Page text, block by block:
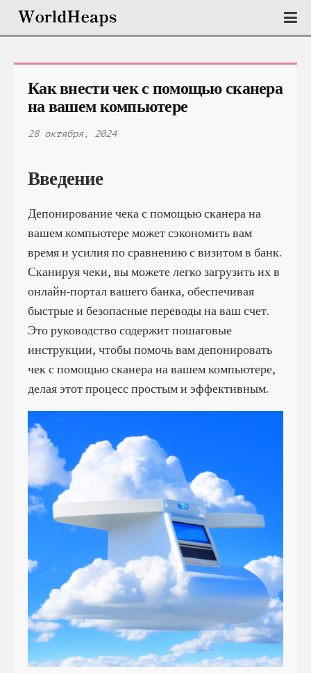
Как внести чек с помощью сканера
на вашем компьютере
28 октября, 2024
Введение
Депонирование чека с помощью сканера на
вашем компьютере может сэкономить вам
время и усилия по сравнению с визитом в банк.
Сканируя чеки, вы можете легко загрузить их в
онлайн-портал вашего банка, обеспечивая
быстрые и безопасные переводы на ваш счет.
Это руководство содержит пошаговые
инструкции, чтобы помочь вам депонировать
чек с помощью сканера на вашем компьютере,
делая этот процесс простым и эффективным.